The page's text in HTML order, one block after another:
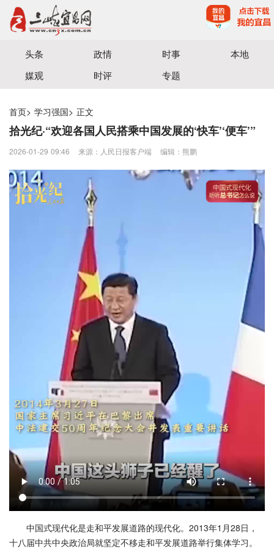
宜昌三峡融媒体中心主办
头条 政情 时事
本地
媒观
时评 专题
首页> 学习强国> 正文
拾光纪·“欢迎各国人民搭乘中国发展的‘快车’‘便车’”
2026-01-29 09:46 来源：人民日报客户端 编辑：熊鹏
中国式现代化是走和平发展道路的现代化。2013年1月28日，
十八届中共中央政治局就坚定不移走和平发展道路举行集体学习。